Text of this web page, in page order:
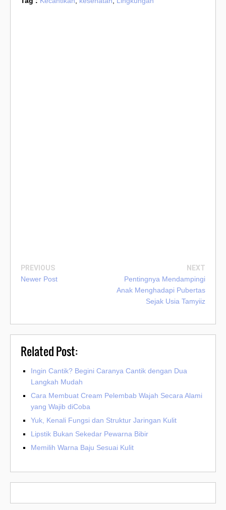
PREVIOUS
Newer Post
NEXT
Pentingnya Mendampingi
Anak Menghadapi Pubertas
Sejak Usia Tamyiiz
Related Post:
Ingin Cantik? Begini Caranya Cantik dengan Dua
Langkah Mudah
Cara Membuat Cream Pelembab Wajah Secara Alami
yang Wajib diCoba
Yuk, Kenali Fungsi dan Struktur Jaringan Kulit
Lipstik Bukan Sekedar Pewarna Bibir
Memilih Warna Baju Sesuai Kulit